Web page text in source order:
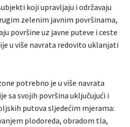
koji upravljaju i održavaju
zelenim javnim površinama,
površine uz javne puteve i ceste
u više navrata redovito uklanjati
potrebno je u više navrata
sa svojih površina uključujući i
putova sljedećim mjerama:
plodoreda, obradom tla,